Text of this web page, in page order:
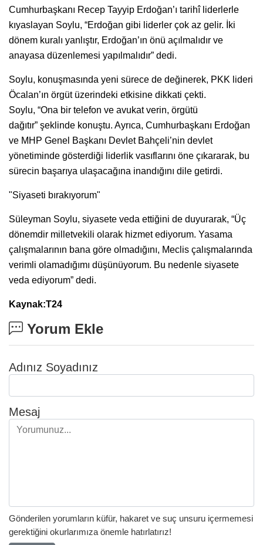
Cumhurbaşkanı Recep Tayyip Erdoğan’ı tarihî liderlerle
kıyaslayan Soylu, “Erdoğan gibi liderler çok az gelir. İki
dönem kuralı yanlıştır, Erdoğan’ın önü açılmalıdır ve
anayasa düzenlemesi yapılmalıdır” dedi.
Soylu, konuşmasında yeni sürece de değinerek, PKK lideri
Öcalan’ın örgüt üzerindeki etkisine dikkati çekti.
Soylu, “Ona bir telefon ve avukat verin, örgütü
dağıtır” şeklinde konuştu. Ayrıca, Cumhurbaşkanı Erdoğan
ve MHP Genel Başkanı Devlet Bahçeli’nin devlet
yönetiminde gösterdiği liderlik vasıflarını öne çıkararak, bu
sürecin başarıya ulaşacağına inandığını dile getirdi.
"Siyaseti bırakıyorum"
Süleyman Soylu, siyasete veda ettiğini de duyurarak, “Üç
dönemdir milletvekili olarak hizmet ediyorum. Yasama
çalışmalarının bana göre olmadığını, Meclis çalışmalarında
verimli olamadığımı düşünüyorum. Bu nedenle siyasete
veda ediyorum” dedi.
Kaynak:T24
Yorum Ekle
Adınız Soyadınız
Mesaj
Gönderilen yorumların küfür, hakaret ve suç unsuru içermemesi
gerektiğini okurlarımıza önemle hatırlatırız!